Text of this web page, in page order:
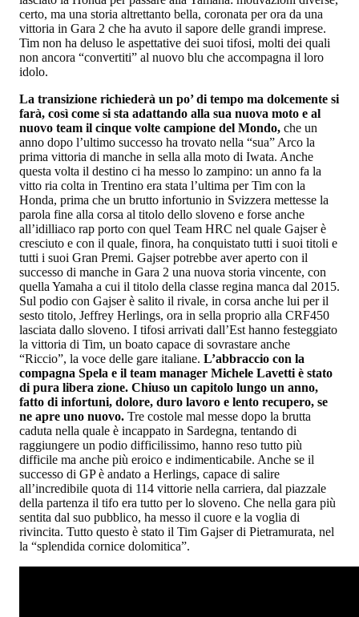
certo, ma una storia altrettanto bella, coronata per ora da una
vittoria in Gara 2 che ha avuto il sapore delle grandi imprese.
Tim non ha deluso le aspettative dei suoi tifosi, molti dei quali
non ancora “convertiti” al nuovo blu che accompagna il loro
idolo.
La transizione richiederà un po’ di tempo ma dolcemente si
farà, così come si sta adattando alla sua nuova moto e al
nuovo team il cinque volte campione del Mondo, che un
anno dopo l’ultimo successo ha trovato nella “sua” Arco la
prima vittoria di manche in sella alla moto di Iwata. Anche
questa volta il destino ci ha messo lo zampino: un anno fa la
vitto ria colta in Trentino era stata l’ultima per Tim con la
Honda, prima che un brutto infortunio in Svizzera mettesse la
parola fine alla corsa al titolo dello sloveno e forse anche
all’idilliaco rap porto con quel Team HRC nel quale Gajser è
cresciuto e con il quale, finora, ha conquistato tutti i suoi titoli e
tutti i suoi Gran Premi. Gajser potrebbe aver aperto con il
successo di manche in Gara 2 una nuova storia vincente, con
quella Yamaha a cui il titolo della classe regina manca dal 2015.
Sul podio con Gajser è salito il rivale, in corsa anche lui per il
sesto titolo, Jeffrey Herlings, ora in sella proprio alla CRF450
lasciata dallo sloveno. I tifosi arrivati dall’Est hanno festeggiato
la vittoria di Tim, un boato capace di sovrastare anche
“Riccio”, la voce delle gare italiane. L’abbraccio con la
compagna Spela e il team manager Michele Lavetti è stato
di pura libera zione. Chiuso un capitolo lungo un anno,
fatto di infortuni, dolore, duro lavoro e lento recupero, se
ne apre uno nuovo. Tre costole mal messe dopo la brutta
caduta nella quale è incappato in Sardegna, tentando di
raggiungere un podio difficilissimo, hanno reso tutto più
difficile ma anche più eroico e indimenticabile. Anche se il
successo di GP è andato a Herlings, capace di salire
all’incredibile quota di 114 vittorie nella carriera, dal piazzale
della partenza il tifo era tutto per lo sloveno. Che nella gara più
sentita dal suo pubblico, ha messo il cuore e la voglia di
rivincita. Tutto questo è stato il Tim Gajser di Pietramurata, nel
la “splendida cornice dolomitica”.